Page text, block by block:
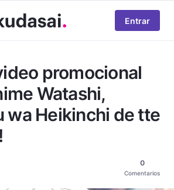
Entrar
promocional
Watashi,
wa Heikinchi de tte
0
Comentarios